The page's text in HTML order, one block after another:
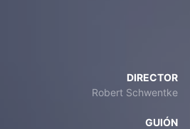
DIRECTOR
Robert Schwentke
GUIÓN